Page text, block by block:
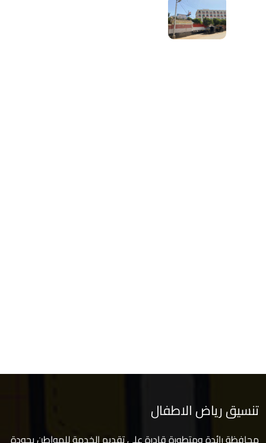
تنسيق رياض الاطفال
محافظة رائدة ومتطورة قادرة على تقديم الخدمة للمواطن بجودة